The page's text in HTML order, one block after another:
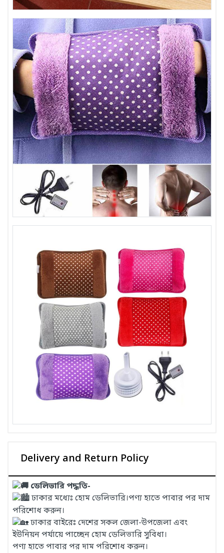
Delivery and Return Policy
ডেলিভারি পদ্ধতি-
ঢাকার মধ্যেঃ হোম ডেলিভারি।পণ্য হাতে পাবার পর দাম
পরিশোধ করুন।
ঢাকার বাইরেঃ দেশের সকল জেলা-উপজেলা এবং
ইউনিয়ন পর্যায়ে পাচ্ছেন হোম ডেলিভারি সুবিধা।
পণ্য হাতে পাবার পর দাম পরিশোধ করুন।